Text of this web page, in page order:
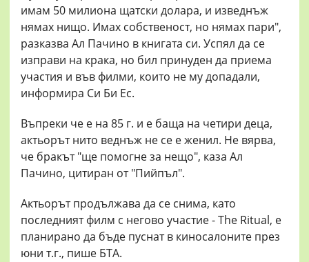
имам 50 милиона щатски долара, и изведнъж
нямах нищо. Имах собственост, но нямах пари",
разказва Ал Пачино в книгата си. Успял да се
изправи на крака, но бил принуден да приема
участия и във филми, които не му допадали,
информира Си Би Ес.
Въпреки че е на 85 г. и е баща на четири деца,
актьорът нито веднъж не се е женил. Не вярва,
че бракът "ще помогне за нещо", каза Ал
Пачино, цитиран от "Пийпъл".
Актьорът продължава да се снима, като
последният филм с негово участие - The Ritual, е
планирано да бъде пуснат в киносалоните през
юни т.г., пише БТА.